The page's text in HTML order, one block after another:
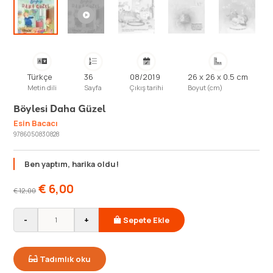
Türkçe
Metin dili
36
Sayfa
08/2019
Çıkış tarihi
26 x 26 x 0.5 cm
Boyut (cm)
Böylesi Daha Güzel
Esin Bacacı
9786050830828
Ben yaptım, harika oldu!
€12,00 € 6,00
- + Sepete Ekle
Tadımlık oku